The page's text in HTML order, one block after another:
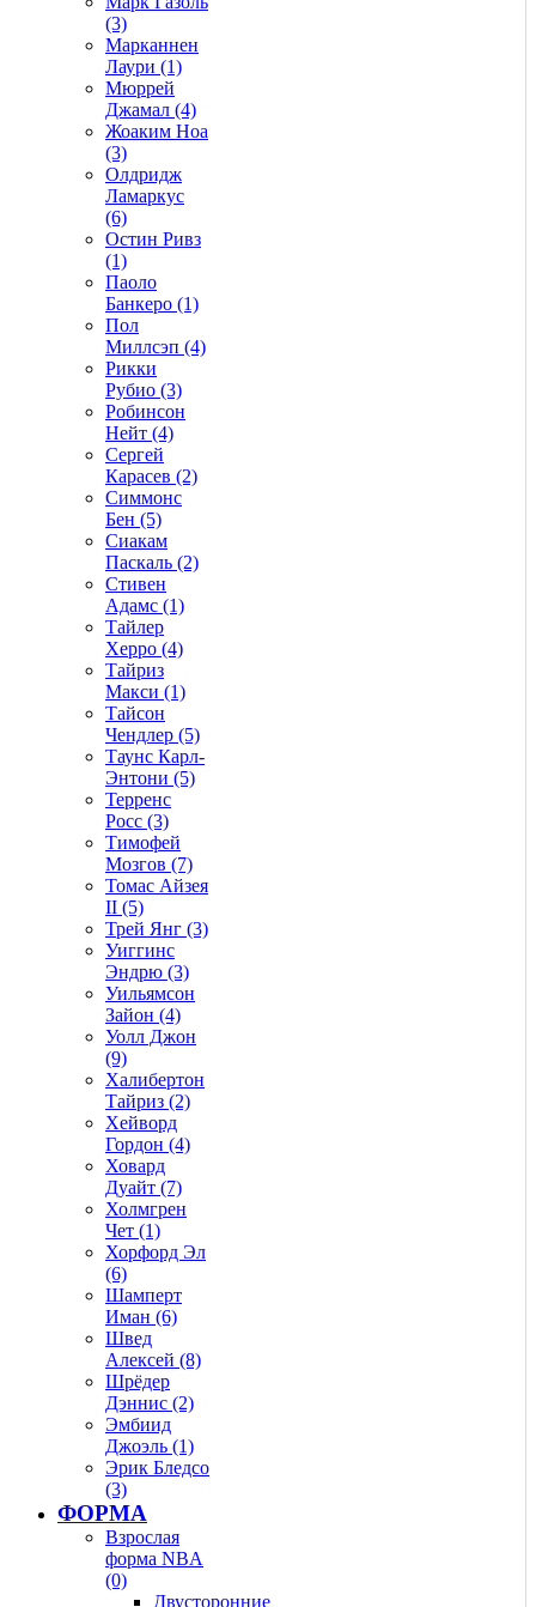
(3)
Марканнен
Лаури (1)
Мюррей
Джамал (4)
Жоаким Ноа
(3)
Олдридж
Ламаркус
(6)
Остин Ривз
(1)
Паоло
Банкеро (1)
Пол
Миллсэп (4)
Рикки
Рубио (3)
Робинсон
Нейт (4)
Сергей
Карасев (2)
Симмонс
Бен (5)
Сиакам
Паскаль (2)
Стивен
Адамс (1)
Тайлер
Херро (4)
Тайриз
Макси (1)
Тайсон
Чендлер (5)
Таунс Карл-
Энтони (5)
Терренс
Росс (3)
Тимофей
Мозгов (7)
Томас Айзея
II (5)
Трей Янг (3)
Уиггинс
Эндрю (3)
Уильямсон
Зайон (4)
Уолл Джон
(9)
Халибертон
Тайриз (2)
Хейворд
Гордон (4)
Ховард
Дуайт (7)
Холмгрен
Чет (1)
Хорфорд Эл
(6)
Шамперт
Иман (6)
Швед
Алексей (8)
Шрёдер
Дэннис (2)
Эмбиид
Джоэль (1)
Эрик Бледсо
(3)
ФОРМА
Взрослая
форма NBA
(0)
Двусторонние